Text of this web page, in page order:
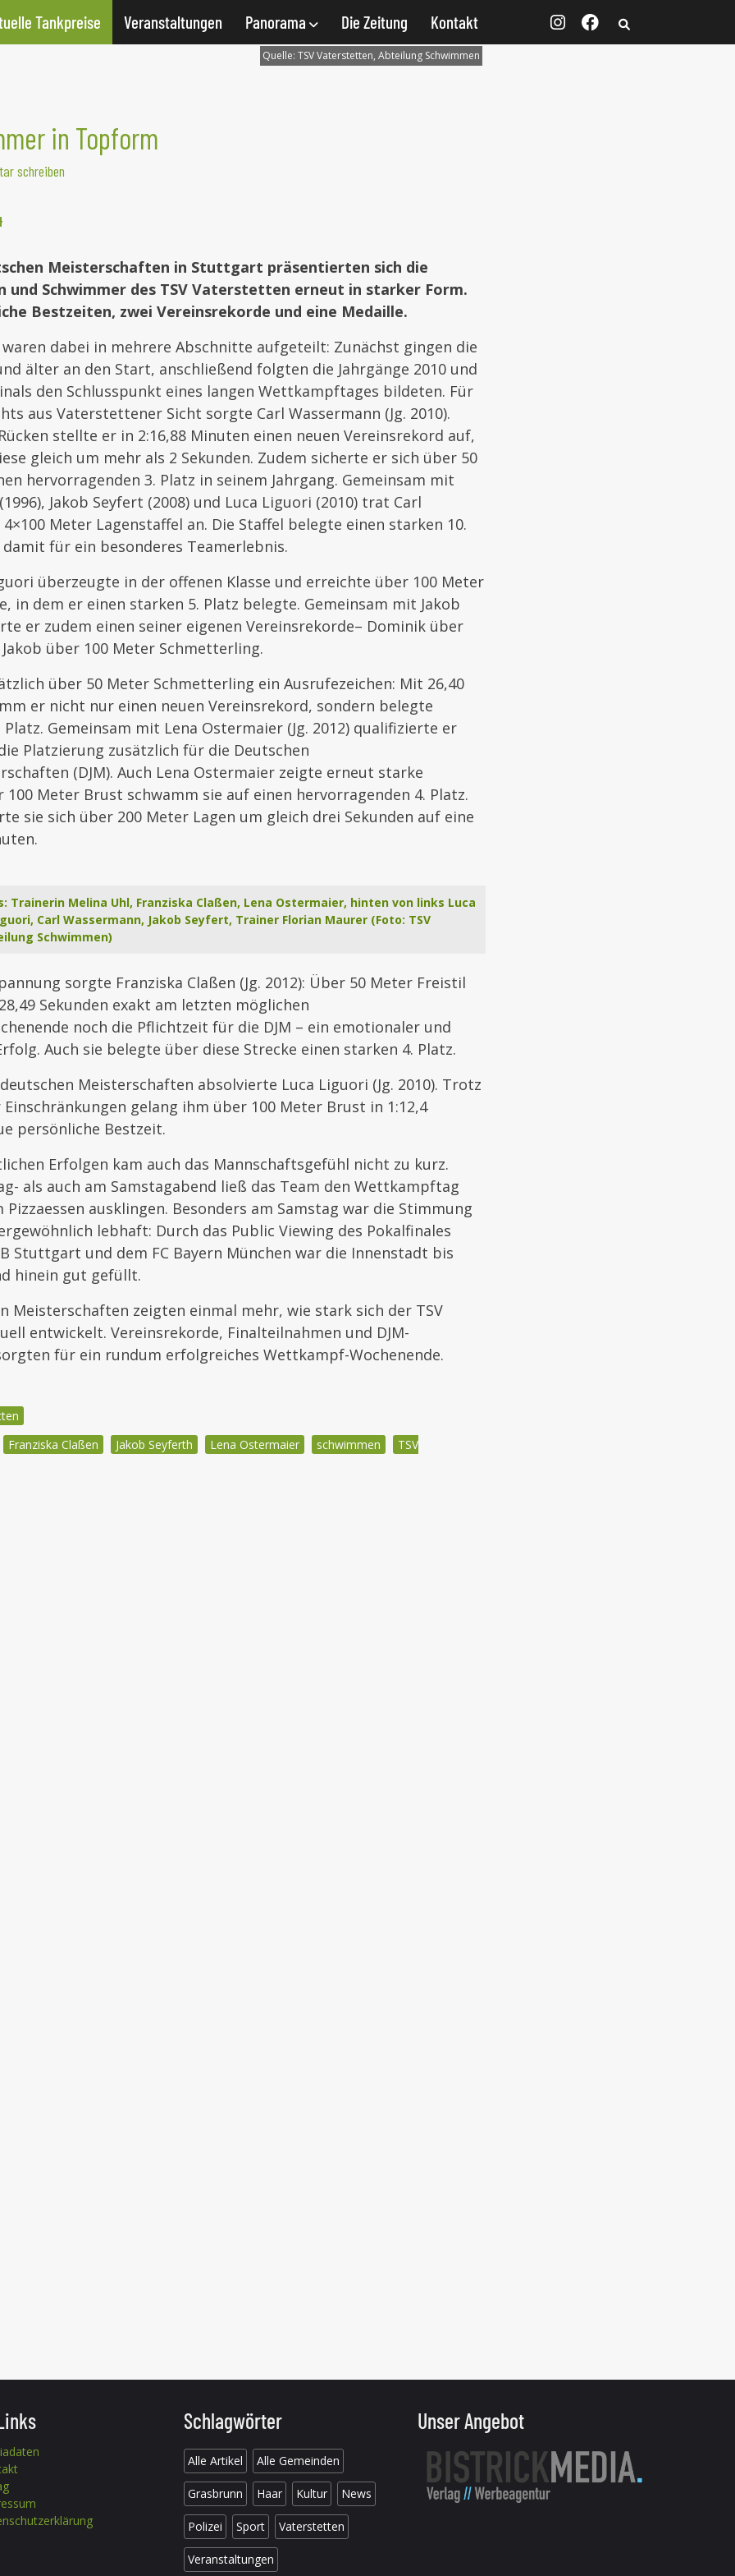
Tankpreise Veranstaltungen Panorama Die Zeitung Kontakt
Quelle: TSV Vaterstetten, Abteilung Schwimmen
in Topform
schreiben
Meisterschaften in Stuttgart präsentierten sich die
und Schwimmer des TSV Vaterstetten erneut in starker Form.
Bestzeiten, zwei Vereinsrekorde und eine Medaille.
dabei in mehrere Abschnitte aufgeteilt: Zunächst gingen die
älter an den Start, anschließend folgten die Jahrgänge 2010 und
den Schlusspunkt eines langen Wettkampftages bildeten. Für
aus Vaterstettener Sicht sorgte Carl Wassermann (Jg. 2010).
stellte er in 2:16,88 Minuten einen neuen Vereinsrekord auf,
gleich um mehr als 2 Sekunden. Zudem sicherte er sich über 50
hervorragenden 3. Platz in seinem Jahrgang. Gemeinsam mit
Jakob Seyfert (2008) und Luca Liguori (2010) trat Carl
Meter Lagenstaffel an. Die Staffel belegte einen starken 10.
für ein besonderes Teamerlebnis.
überzeugte in der offenen Klasse und erreichte über 100 Meter
in dem er einen starken 5. Platz belegte. Gemeinsam mit Jakob
er zudem einen seiner eigenen Vereinsrekorde– Dominik über
über 100 Meter Schmetterling.
über 50 Meter Schmetterling ein Ausrufezeichen: Mit 26,40
er nicht nur einen neuen Vereinsrekord, sondern belegte
Gemeinsam mit Lena Ostermaier (Jg. 2012) qualifizierte er
Platzierung zusätzlich für die Deutschen
(DJM). Auch Lena Ostermaier zeigte erneut starke
100 Meter Brust schwamm sie auf einen hervorragenden 4. Platz.
sie sich über 200 Meter Lagen um gleich drei Sekunden auf eine
Trainerin Melina Uhl, Franziska Claßen, Lena Ostermaier, hinten von links Luca
Carl Wassermann, Jakob Seyfert, Trainer Florian Maurer (Foto: TSV
Schwimmen)
sorgte Franziska Claßen (Jg. 2012): Über 50 Meter Freistil
Sekunden exakt am letzten möglichen
noch die Pflichtzeit für die DJM – ein emotionaler und
Auch sie belegte über diese Strecke einen starken 4. Platz.
Meisterschaften absolvierte Luca Liguori (Jg. 2010). Trotz
gelang ihm über 100 Meter Brust in 1:12,4
persönliche Bestzeit.
Erfolgen kam auch das Mannschaftsgefühl nicht zu kurz.
als auch am Samstagabend ließ das Team den Wettkampftag
Pizzaessen ausklingen. Besonders am Samstag war die Stimmung
lebhaft: Durch das Public Viewing des Pokalfinales
Stuttgart und dem FC Bayern München war die Innenstadt bis
hinein gut gefüllt.
Meisterschaften zeigten einmal mehr, wie stark sich der TSV
entwickelt. Vereinsrekorde, Finalteilnahmen und DJM-
für ein rundum erfolgreiches Wettkampf-Wochenende.
Franziska Claßen Jakob Seyferth Lena Ostermaier schwimmen
TSV
Schlagwörter
Alle Artikel Alle Gemeinden
Grasbrunn Haar Kultur News
Polizei Sport Vaterstetten
Veranstaltungen
Unser Angebot